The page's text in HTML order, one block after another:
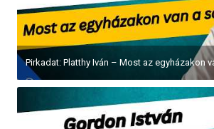
Pirkadat: Platthy Iván – Most az egyházakon